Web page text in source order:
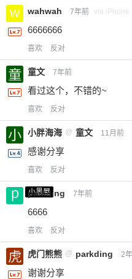
wahwah 7年前 via iPhone
6666666
喜欢 反对
童文 7年前
看过这个，不错的~
喜欢 反对
小胖海海 @ 童文 11月前
感谢分享
喜欢 反对
小黑屋
parkding 7年前
6666
喜欢 反对
虎门熊熊 @ parkding 2
谢谢分享